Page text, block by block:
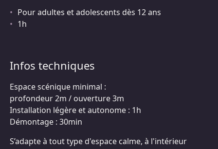
Pour adultes et adolescents dès 12 ans
1h
Infos techniques
Espace scénique minimal :
profondeur 2m / ouverture 3m
Installation légère et autonome : 1h
Démontage : 30min
S’adapte à tout type d'espace calme, à l'intérieur